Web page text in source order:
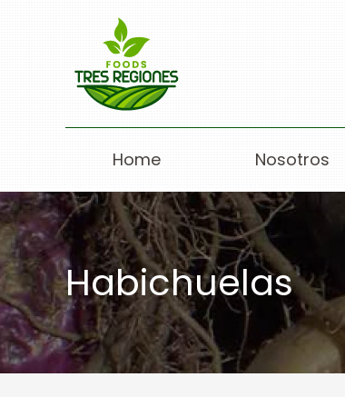
Home Nosotros
Habichuelas